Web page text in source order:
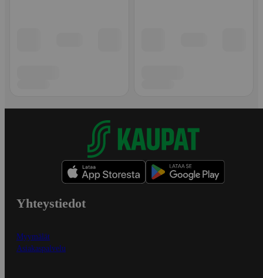
Yhteystiedot
Myymälät
Asiakaspalvelu